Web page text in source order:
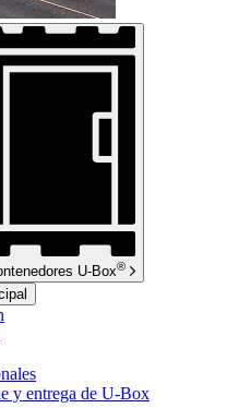
U-Box®
y entrega de U-Box